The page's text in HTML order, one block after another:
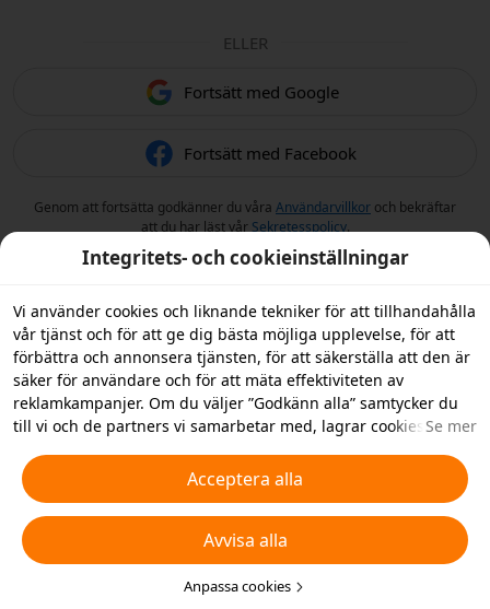
ELLER
Fortsätt med Google
Fortsätt med Facebook
Genom att fortsätta godkänner du våra Användarvillkor och bekräftar
att du har läst vår Sekretesspolicy.
Integritets- och cookieinställningar
Vi använder cookies och liknande tekniker för att tillhandahålla
vår tjänst och för att ge dig bästa möjliga upplevelse, för att
förbättra och annonsera tjänsten, för att säkerställa att den är
säker för användare och för att mäta effektiviteten av
reklamkampanjer. Om du väljer ”Godkänn alla” samtycker du
till vi och de partners vi samarbetar med, lagrar cookies och
”Avvisa alla” icke-nödvändiga cookies och du kan välja vilka
typer av cookies du vill acceptera eller inaktivera genom att
klicka på ”Anpassa cookies” nedan, eller när som helst ändra
detta i dina sekretessinställningar. Vi samlar inte in cookies för
spårningsändamål i iOS-appen. För mer information, se vår
cookies och liknande tekniker.
Se mer
Acceptera alla
Avvisa alla
Anpassa cookies